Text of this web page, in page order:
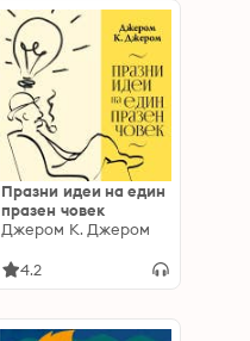
Празни идеи на един
празен човек
Джером К. Джером
4.2